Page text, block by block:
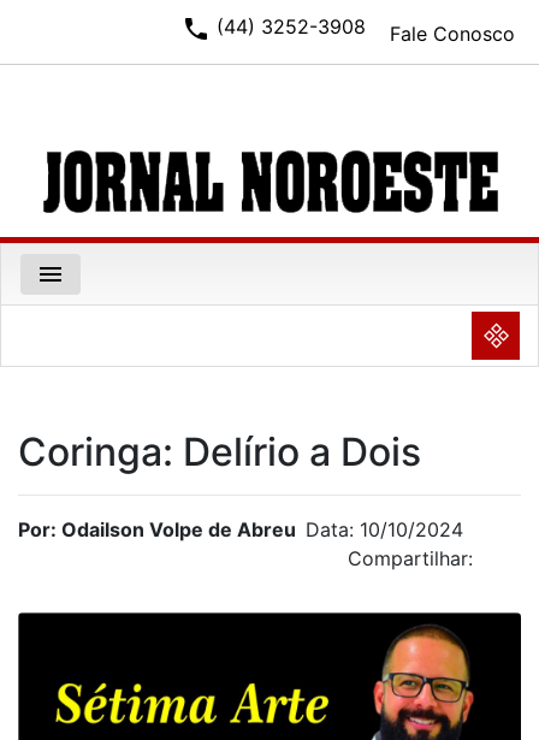
Fale Conosco
phone (44) 3252-3908
menu
NULL
Coringa: Delírio a Dois
Por: Odailson Volpe de Abreu Data: 10/10/2024
Compartilhar: